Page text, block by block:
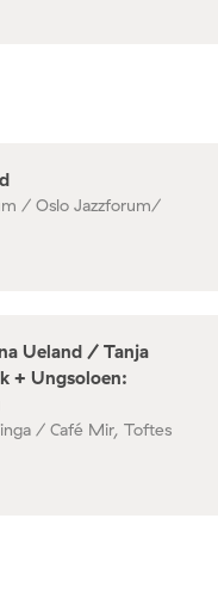
/ Oslo Jazzforum/
Ueland / Tanja
+ Ungsoloen:
/ Café Mir, Toftes